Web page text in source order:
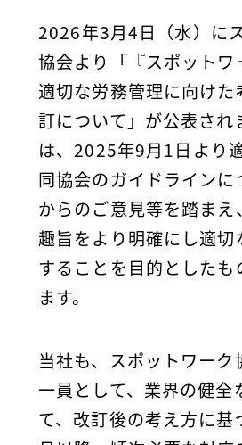
2026年3月4日（水）に
協会より「『スポットワ
適切な労務管理に向けた
訂について」が公表され
は、2025年9月1日より
同協会のガイドラインに
からのご意見等を踏まえ
趣旨をより明確にし適切
することを目的としたも
ます。
当社も、スポットワーク
一員として、業界の健全
て、改訂後の考え方に